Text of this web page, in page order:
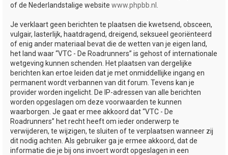
of de Nederlandstalige website www.phpbb.nl
Je verklaart geen berichten te plaatsen die kwetsend, obsceen,
vulgair, lasterlijk, haatdragend, dreigend, seksueel georiënteerd
of enig ander materiaal bevat die de wetten van je eigen land,
het land waar “VTC - De Roadrunners” is gehost of internationale
wetgeving kunnen schenden. Het plaatsen van dergelijke
berichten kan ertoe leiden dat je met onmiddellijke ingang en
permanent wordt verbannen van dit forum. Tevens kan je
provider worden ingelicht. De IP-adressen van alle berichten
worden opgeslagen om deze voorwaarden te kunnen
waarborgen. Je gaat er mee akkoord dat “VTC - De
Roadrunners” het recht heeft om ieder onderwerp te
verwijderen, te wijzigen, te sluiten of te verplaatsen wanneer zij
dit nodig achten. Als gebruiker ga je ermee akkoord, dat de
informatie die je bij ons invoert wordt opgeslagen in een